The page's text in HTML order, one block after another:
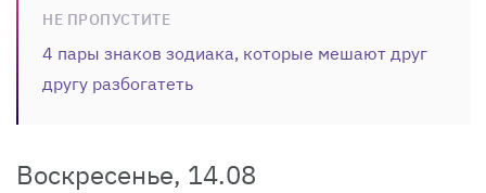
НЕ ПРОПУСТИТЕ
4 пары знаков зодиака, которые мешают друг
другу разбогатеть
Воскресенье, 14.08